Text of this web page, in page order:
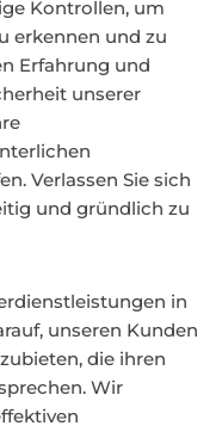
Kontrollen, um
erkennen und zu
Erfahrung und
unserer
Verlassen Sie sich
und gründlich zu
in
unseren Kunden
die ihren
Wir